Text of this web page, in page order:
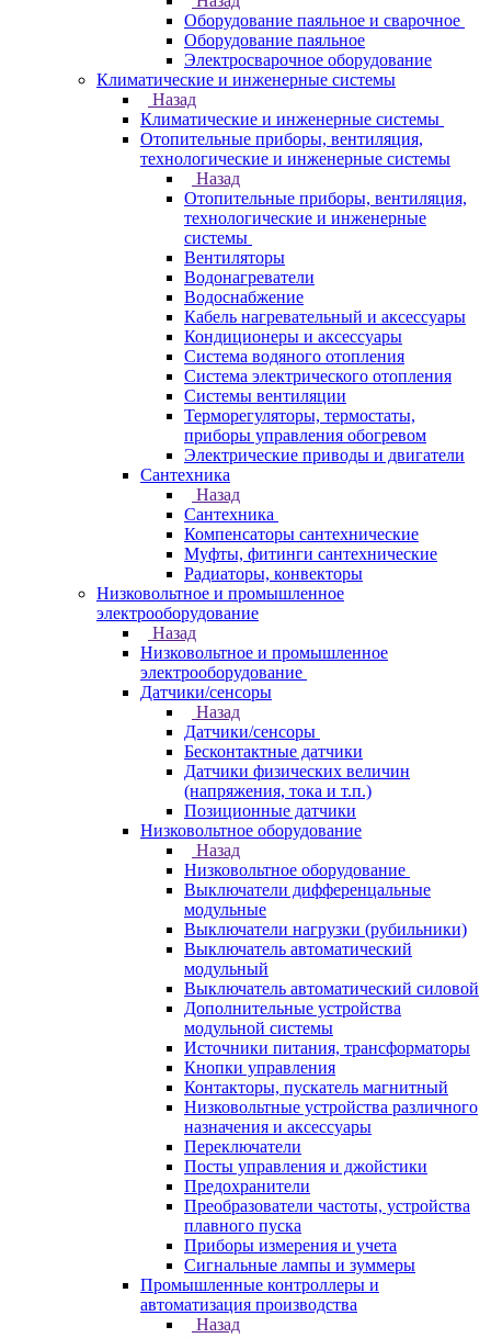
Оборудование паяльное и сварочное
Оборудование паяльное
Электросварочное оборудование
Климатические и инженерные системы
Назад
Климатические и инженерные системы
Отопительные приборы, вентиляция,
технологические и инженерные системы
Назад
Отопительные приборы, вентиляция,
технологические и инженерные
системы
Вентиляторы
Водонагреватели
Водоснабжение
Кабель нагревательный и аксессуары
Кондиционеры и аксессуары
Система водяного отопления
Система электрического отопления
Системы вентиляции
Терморегуляторы, термостаты,
приборы управления обогревом
Электрические приводы и двигатели
Сантехника
Назад
Сантехника
Компенсаторы сантехнические
Муфты, фитинги сантехнические
Радиаторы, конвекторы
Низковольтное и промышленное
электрооборудование
Назад
Низковольтное и промышленное
электрооборудование
Датчики/сенсоры
Назад
Датчики/сенсоры
Бесконтактные датчики
Датчики физических величин
(напряжения, тока и т.п.)
Позиционные датчики
Низковольтное оборудование
Назад
Низковольтное оборудование
Выключатели дифференцальные
модульные
Выключатели нагрузки (рубильники)
Выключатель автоматический
модульный
Выключатель автоматический силовой
Дополнительные устройства
модульной системы
Источники питания, трансформаторы
Кнопки управления
Контакторы, пускатель магнитный
Низковольтные устройства различного
назначения и аксессуары
Переключатели
Посты управления и джойстики
Предохранители
Преобразователи частоты, устройства
плавного пуска
Приборы измерения и учета
Сигнальные лампы и зуммеры
Промышленные контроллеры и
автоматизация производства
Назад